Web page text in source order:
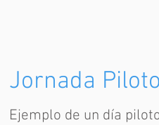
Jornada Piloto
Ejemplo de un día